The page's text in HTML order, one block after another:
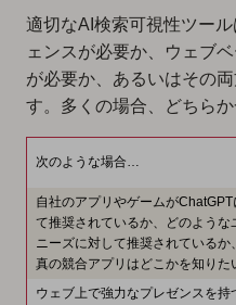
適切なAI検索可視性ツー
ェンスが必要か、ウェブ
が必要か、あるいはその
す。多くの場合、どちら
次のような場合…
自社のアプリやゲームがChatGPT
て推奨されているか、どのような
ニーズに対して推奨されているか
真の競合アプリはどこかを知りた
ウェブ上で強力なプレゼンスを持